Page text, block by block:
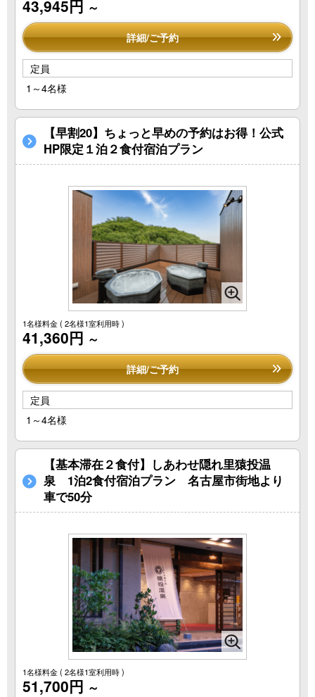
43,945円 ～
詳細/ご予約
定員
1～4名様
【早割20】ちょっと早めの予約はお得！公式
HP限定１泊２食付宿泊プラン
1名様料金( 2名様1室利用時 )
41,360円 ～
詳細/ご予約
定員
1～4名様
【基本滞在２食付】しあわせ隠れ里猿投温
泉 1泊2食付宿泊プラン 名古屋市街地より
車で50分
1名様料金( 2名様1室利用時 )
51,700円 ～